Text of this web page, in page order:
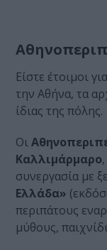
Είστε έτοιμοι
την Αθήνα, τα
ίδιας της πόλης.
Οι
Καλλιμάρμαρο
συνεργασία με
Ελλάδα»
περιπάτους
μύθους,